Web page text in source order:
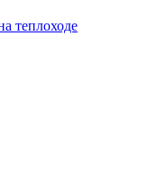
теплоходе